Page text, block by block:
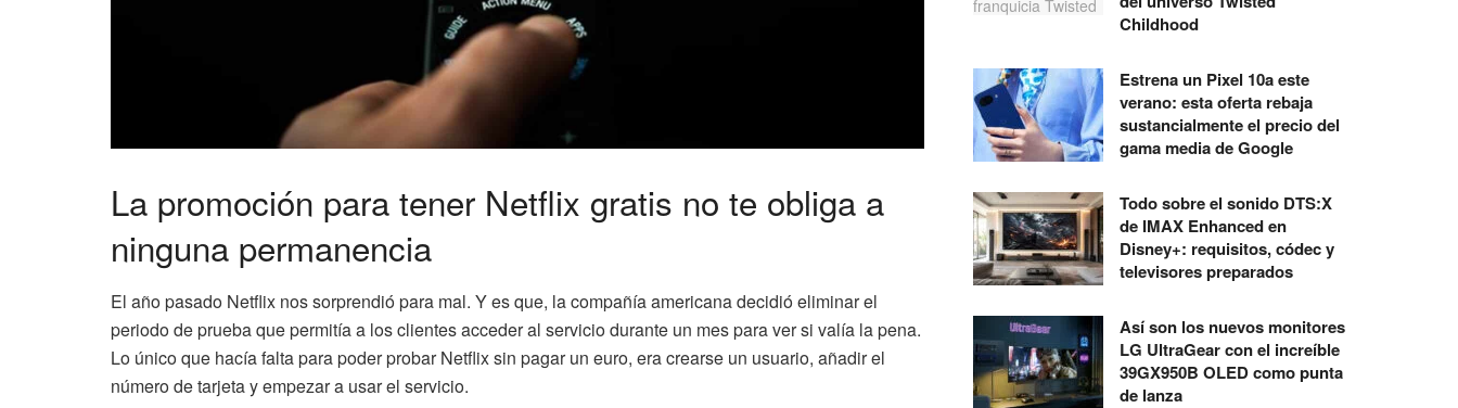
La promoción para tener Netflix gratis no te obliga a
ninguna permanencia
El año pasado Netflix nos sorprendió para mal. Y es que, la compañía americana decidió eliminar el
periodo de prueba que permitía a los clientes acceder al servicio durante un mes para ver si valía la pena.
Lo único que hacía falta para poder probar Netflix sin pagar un euro, era crearse un usuario, añadir el
número de tarjeta y empezar a usar el servicio.
Childhood
Estrena un Pixel 10a este
verano: esta oferta rebaja
sustancialmente el precio del
gama media de Google
Todo sobre el sonido DTS:X
de IMAX Enhanced en
Disney+: requisitos, códec y
televisores preparados
Así son los nuevos monitores
LG UltraGear con el increíble
39GX950B OLED como punta
de lanza